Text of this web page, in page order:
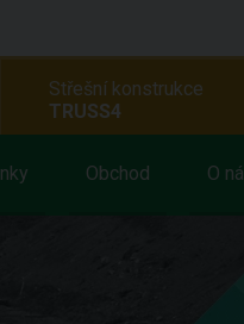
Obchod O
Střešní konstrukce
TRUSS4